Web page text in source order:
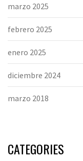
marzo 2025
febrero 2025
enero 2025
diciembre 2024
marzo 2018
CATEGORIES